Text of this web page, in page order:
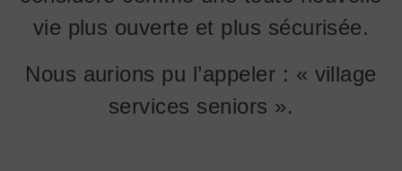
vie plus ouverte et plus sécurisée.
Nous aurions pu l’appeler : « village
services seniors ».